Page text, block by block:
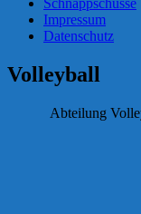
Schnappschüsse
Impressum
Datenschutz
Volleyball
Abteilung